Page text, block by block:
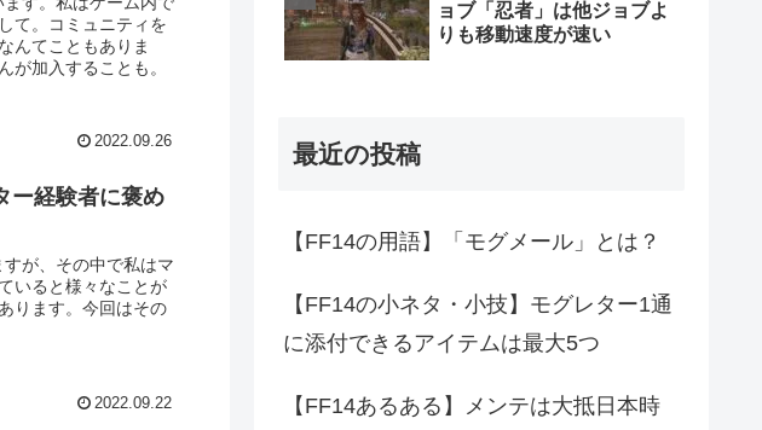
て。コミュニティを
んてこともありま
が加入することも。
2022.09.26
ー経験者に褒め
が、その中で私はマ
いると様々なことが
ります。今回はその
2022.09.22
ョブ「忍者」は他ジョブよ
りも移動速度が速い
最近の投稿
【FF14の用語】「モグメール」とは？
【FF14の小ネタ・小技】モグレター1通
に添付できるアイテムは最大5つ
【FF14あるある】メンテは大抵日本時